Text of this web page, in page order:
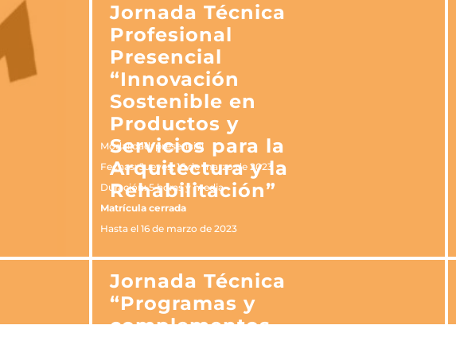
Jornada Técnica
Profesional
Presencial
“Innovación
Sostenible en
Productos y
Servicios para la
Arquitectura y la
Rehabilitación”
Modalidad: presencial
Fechas: Jueves, 16 de marzo de 2023
Duración: 5 horas y media
Matrícula cerrada
Hasta el 16 de marzo de 2023
Jornada Técnica
“Programas y
complementos